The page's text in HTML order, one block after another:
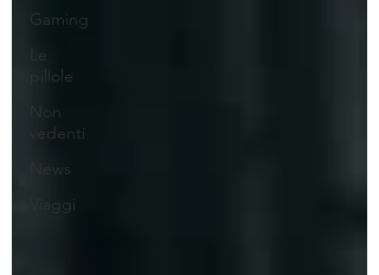
Gaming
Le
pillole
Non
vedenti
News
Viaggi